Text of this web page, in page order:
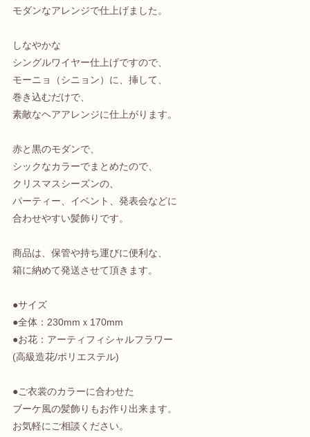
モダンなアレンジで仕上げました。
しなやかな
シングルワイヤー仕上げですので、
モーニョ（シニョン）に、挿して、
巻き込むだけで、
素敵なヘアアレンジに仕上がります。
赤と黒のモダンで、
シックなカラーでまとめたので、
クリスマスシーズンの、
パーティー、イベント、発表会などに
合わせやすい髪飾りです。
商品は、保管や持ち運びに便利な、
箱に納めて発送させて頂きます。
●サイズ
●全体：230mmｘ170mm
●お花：アーティフィシャルフラワー
(高級造花/ポリエステル)
●ご衣裳のカラーに合わせた
ブーケ風の髪飾りもお作り出来ます。
お気軽にご相談ください。